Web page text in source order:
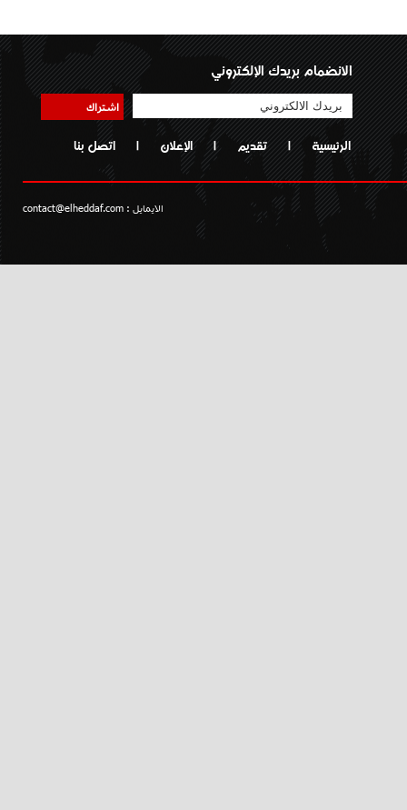
الانضمام بريدك الإلكتروني
اشتراك
الرئيسية | تقديم | الإعلان | اتصل بنا
الايمايل : contact@elheddaf.com